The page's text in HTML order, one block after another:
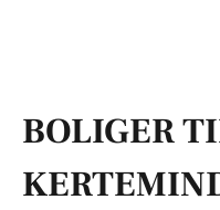
BOLIGER